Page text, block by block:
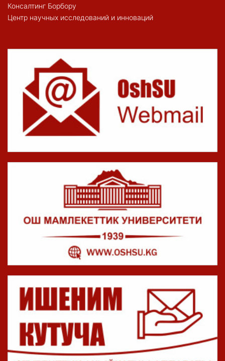
Консалтинг Борбору
Центр научных исследований и инноваций